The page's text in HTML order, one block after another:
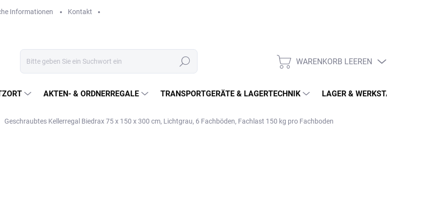
Informationen Kontakt
Suchen WARENKORB
WARENKORB LEEREN
AKTEN- & ORDNERREGALE TRANSPORTGERÄTE & LAGERTECHNIK LAGER & WERKSTATT
Geschraubtes Kellerregal Biedrax 75 x 150 x 300 cm, Lichtgrau, 6 Fachböden, Fachlast 150 kg pro Fachboden